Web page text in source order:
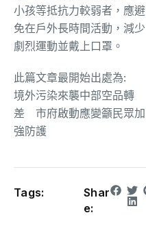
小孩等抵抗力較弱者，應避
免在戶外長時間活動，減少
劇烈運動並戴上口罩。
此篇文章最開始出處為:
境外污染來襲中部空品轉
差 市府啟動應變籲民眾加
強防護
Tags:
Shar
e: